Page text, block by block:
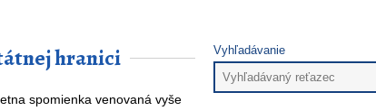
hranici
spomienka venovaná vyše
Vyhľadávanie